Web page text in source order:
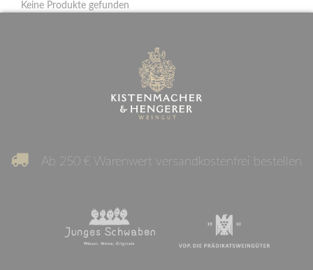
Keine Produkte gefunden
Ab 250 € Warenwert versandkostenfrei bestellen